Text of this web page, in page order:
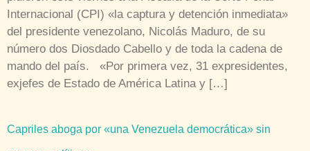
Internacional (CPI) «la captura y detención inmediata»
del presidente venezolano, Nicolás Maduro, de su
número dos Diosdado Cabello y de toda la cadena de
mando del país. «Por primera vez, 31 expresidentes,
exjefes de Estado de América Latina y […]
Capriles aboga por «una Venezuela democrática» sin